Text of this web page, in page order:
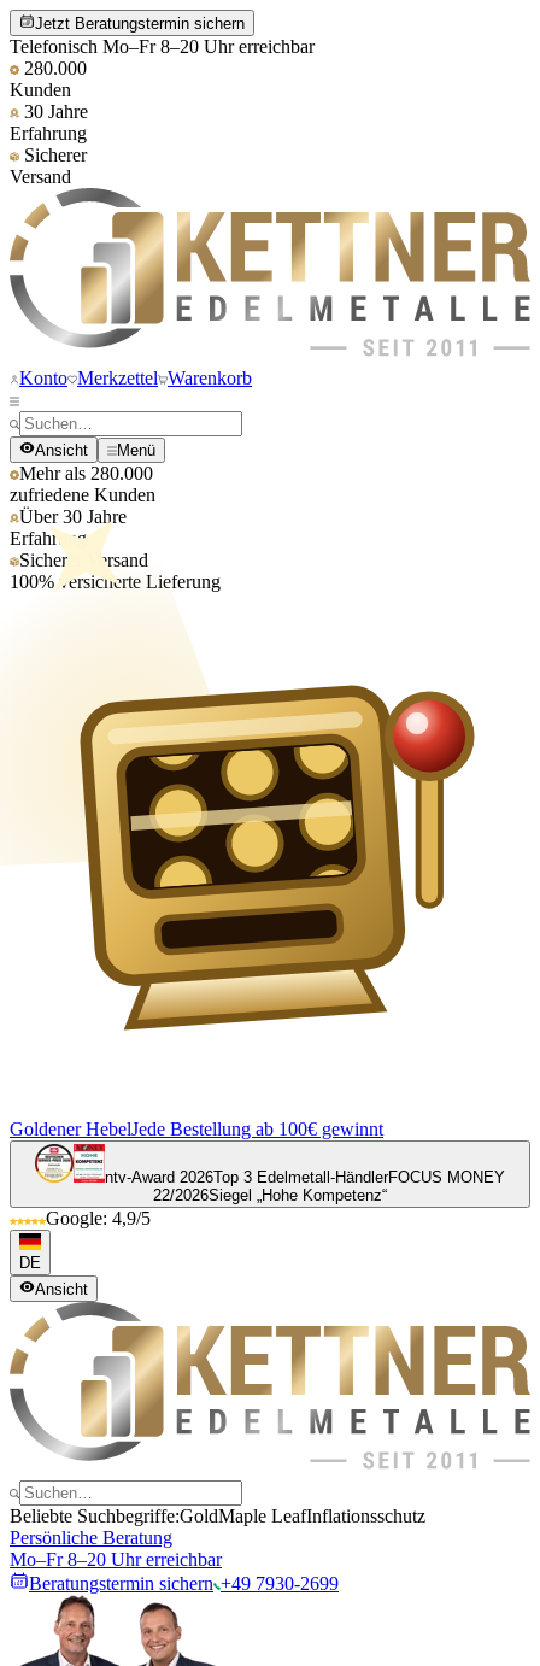
Jetzt Beratungstermin sichern
Telefonisch Mo–Fr 8–20 Uhr erreichbar
280.000
Kunden
30 Jahre
Erfahrung
Sicherer
Versand
Konto Merkzettel Warenkorb
Ansicht Menü
Mehr als 280.000
zufriedene Kunden
Über 30 Jahre
Erfahrung
Sicherer Versand
100% versicherte Lieferung
Goldener HebelJede Bestellung ab 100€ gewinnt
ntv-Award 2026Top 3 Edelmetall-HändlerFOCUS MONEY
22/2026Siegel „Hohe Kompetenz“
Google: 4,9/5
DE
Ansicht
Beliebte Suchbegriffe:GoldMaple LeafInflationsschutz
Persönliche Beratung
Mo–Fr 8–20 Uhr erreichbar
Beratungstermin sichern +49 7930-2699